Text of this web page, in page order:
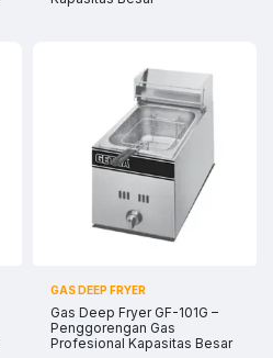
GAS DEEP FRYER
Gas Deep Fryer GF-101G –
Penggorengan Gas
Profesional Kapasitas Besar
Jam Kerja